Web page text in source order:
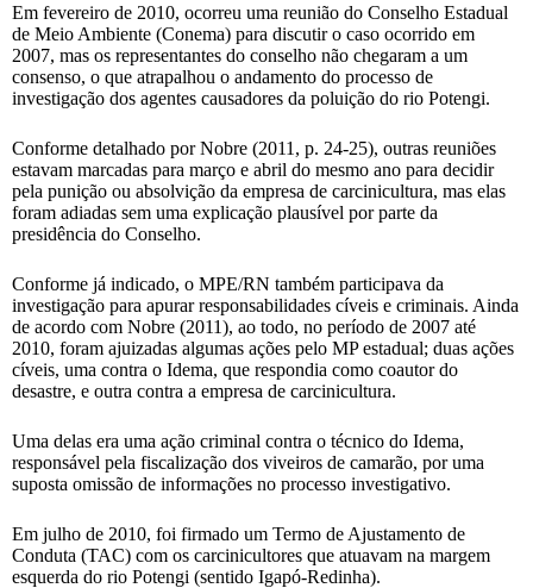
Em fevereiro de 2010, ocorreu uma reunião do Conselho Estadual
de Meio Ambiente (Conema) para discutir o caso ocorrido em
2007, mas os representantes do conselho não chegaram a um
consenso, o que atrapalhou o andamento do processo de
investigação dos agentes causadores da poluição do rio Potengi.
Conforme detalhado por Nobre (2011, p. 24-25), outras reuniões
estavam marcadas para março e abril do mesmo ano para decidir
pela punição ou absolvição da empresa de carcinicultura, mas elas
foram adiadas sem uma explicação plausível por parte da
presidência do Conselho.
Conforme já indicado, o MPE/RN também participava da
investigação para apurar responsabilidades cíveis e criminais. Ainda
de acordo com Nobre (2011), ao todo, no período de 2007 até
2010, foram ajuizadas algumas ações pelo MP estadual; duas ações
cíveis, uma contra o Idema, que respondia como coautor do
desastre, e outra contra a empresa de carcinicultura.
Uma delas era uma ação criminal contra o técnico do Idema,
responsável pela fiscalização dos viveiros de camarão, por uma
suposta omissão de informações no processo investigativo.
Em julho de 2010, foi firmado um Termo de Ajustamento de
Conduta (TAC) com os carcinicultores que atuavam na margem
esquerda do rio Potengi (sentido Igapó-Redinha).